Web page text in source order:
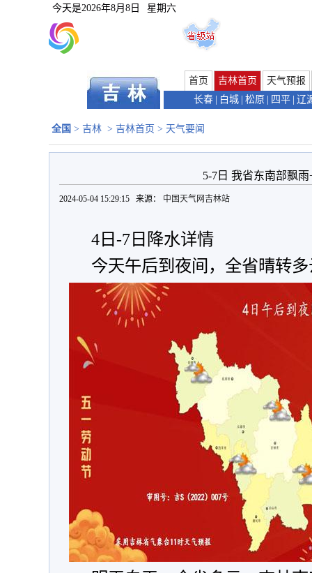
今天是2026年8月8日 星期六
首页 吉林首页
天气预报
长春
白城 松原 四平 辽
全国 > 吉林 > 吉林首页 > 天气要闻
5-7日 我省东南部飘
2024-05-04 15:29:15 来源： 中国天气网吉林站
4日-7日降水详情
今天午后到夜间，全省晴转